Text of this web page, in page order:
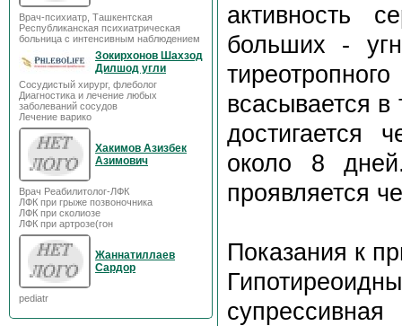
Врач-психиатр, Ташкентская
Республиканская психиатрическая
больница с интенсивным наблюдением
Зокирхонов Шахзод
Дилшод угли
Сосудистый хирург, флеболог
Диагностика и лечение любых
заболеваний сосудов
Лечение варико
Хакимов Азизбек
Азимович
Врач Реабилитолог-ЛФК
ЛФК при грыже позвоночника
ЛФК при сколиозе
ЛФК при артрозе(гон
Жаннатиллаев
Сардор
pediatr
активность
больших -
всасывается
достигается
около 8
проявляется
Показания к